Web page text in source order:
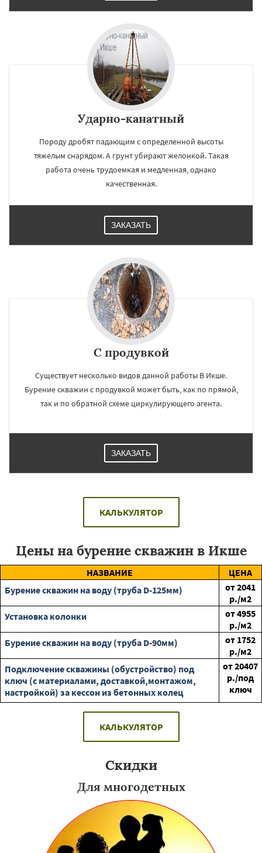
Ударно-канатный
Породу дробят падающим с определенной высоты
тяжелым снарядом. А грунт убирают желонкой. Такая
работа очень трудоемкая и медленная, однако
качественная.
ЗАКАЗАТЬ
С продувкой
Существует несколько видов данной работы В Икше.
Бурение скважин с продувкой может быть, как по прямой,
так и по обратной схеме циркулирующего агента.
ЗАКАЗАТЬ
КАЛЬКУЛЯТОР
Цены на бурение скважин в Икше
НАЗВАНИЕ
ЦЕНА
Бурение скважин на воду (труба D-125мм)
от2041
р./м2
Установка колонки
от4955
р./м2
Бурение скважин на воду (труба D-90мм)
от 1752
р./м2
Подключение скважины (обустройство) под
ключ (с материалами, доставкой,монтажом,
настройкой) за кессон из бетонных колец
от20407
р./под
ключ
КАЛЬКУЛЯТОР
Скидки
Для многодетных